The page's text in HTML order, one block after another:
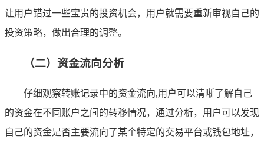
让用户错过一些宝贵的投资机会，用户就需要重新审视自己的
投资策略，做出合理的调整。
（二）资金流向分析
仔细观察转账记录中的资金流向,用户可以清晰了解自己
的资金在不同账户之间的转移情况，通过分析，用户可以发现
自己的资金是否主要流向了某个特定的交易平台或钱包地址，